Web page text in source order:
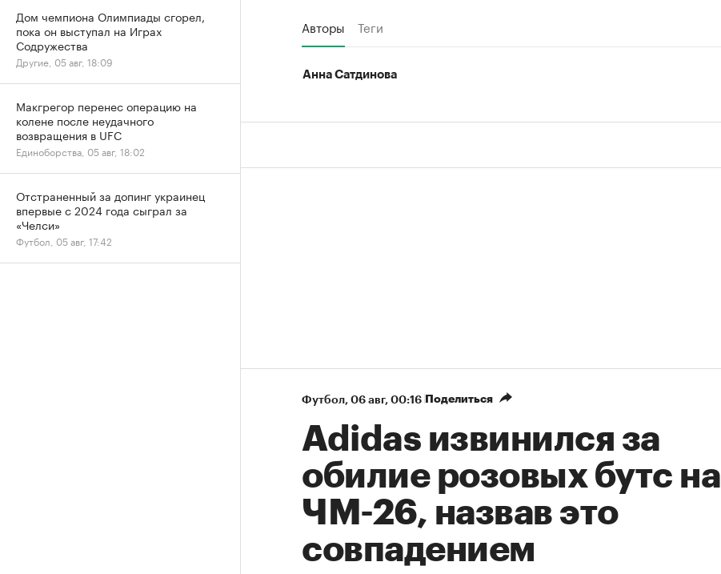
Авторы Теги
Анна Сатдинова
Футбол⁠, 06 авг, 00:16 Поделиться
Adidas извинился за
обилие розовых бутс на
ЧМ-26, назвав это
совпадением
Дом чемпиона Олимпиады сгорел,
пока он выступал на Играх
Содружества
Другие, 05 авг, 18:09
Макгрегор перенес операцию на
колене после неудачного
возвращения в UFC
Единоборства, 05 авг, 18:02
Отстраненный за допинг украинец
впервые с 2024 года сыграл за
«Челси»
Футбол, 05 авг, 17:42